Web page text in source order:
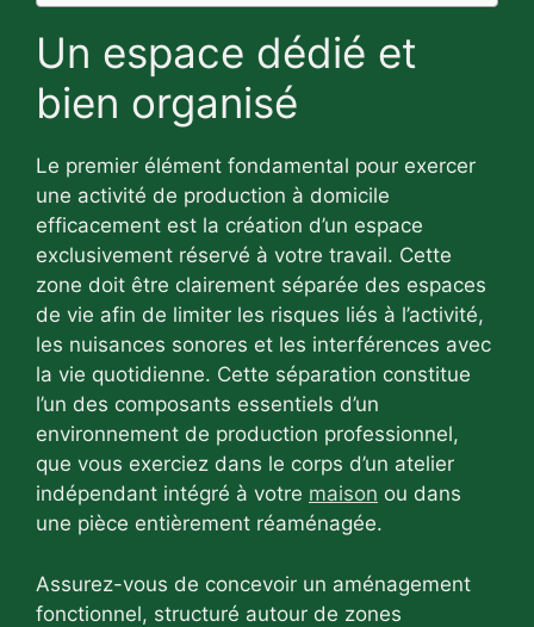
Un espace dédié et
bien organisé
Le premier élément fondamental pour exercer
une activité de production à domicile
efficacement est la création d’un espace
exclusivement réservé à votre travail. Cette
zone doit être clairement séparée des espaces
de vie afin de limiter les risques liés à l’activité,
les nuisances sonores et les interférences avec
la vie quotidienne. Cette séparation constitue
l’un des composants essentiels d’un
environnement de production professionnel,
que vous exerciez dans le corps d’un atelier
indépendant intégré à votre maison ou dans
une pièce entièrement réaménagée.
Assurez-vous de concevoir un aménagement
fonctionnel, structuré autour de zones